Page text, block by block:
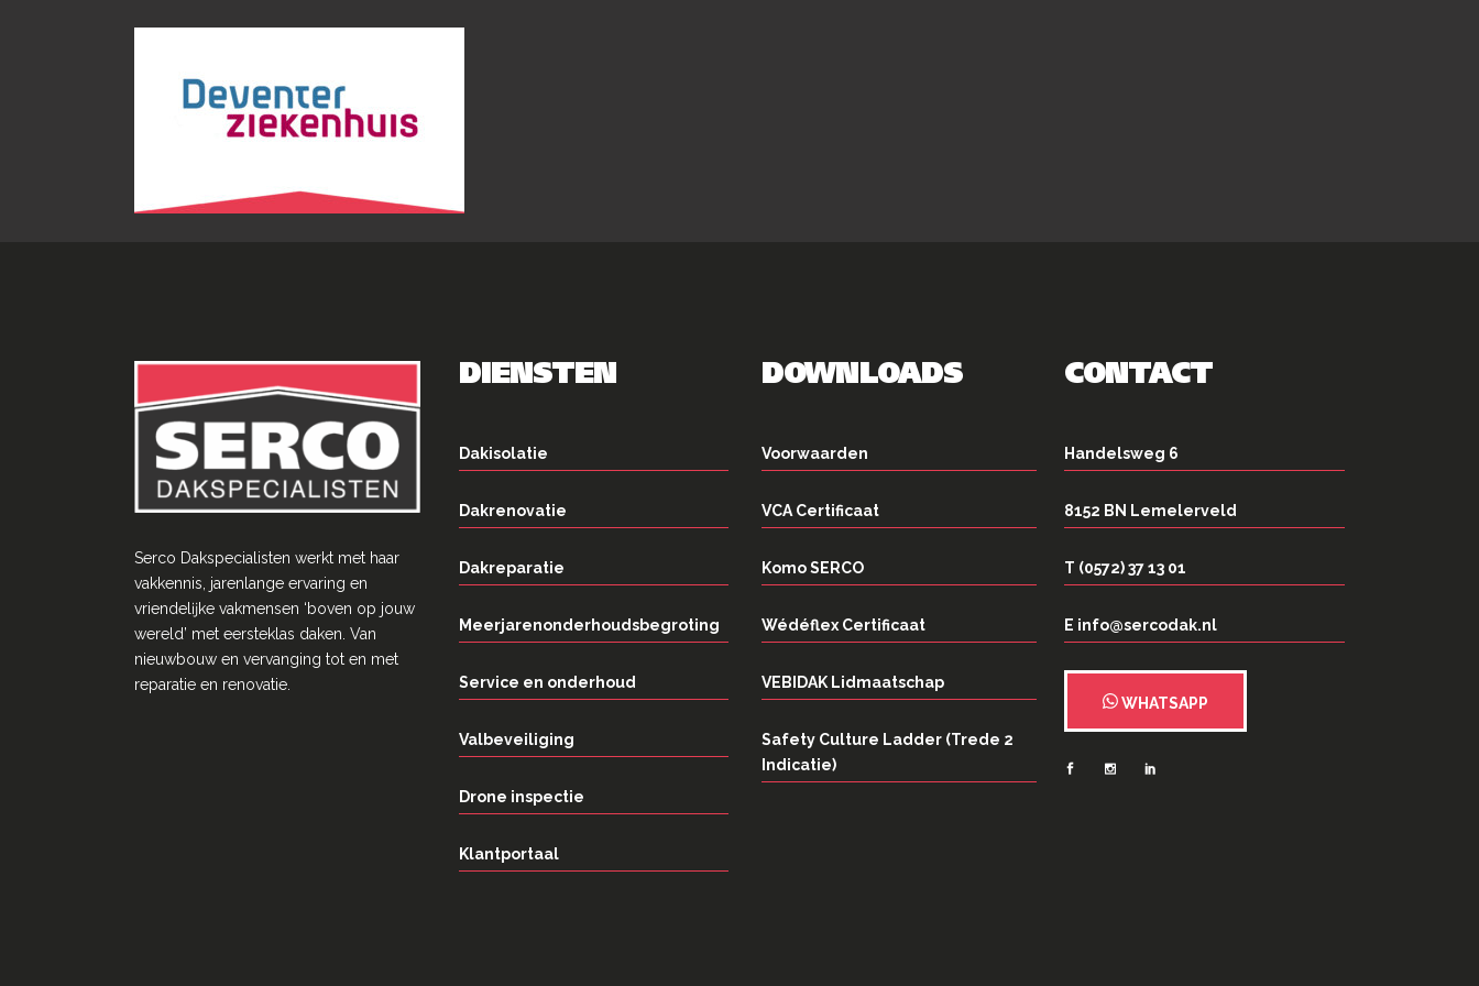
Serco Dakspecialisten werkt met haar
vakkennis, jarenlange ervaring en
vriendelĳke vakmensen ‘boven op jouw
wereld’ met eersteklas daken. Van
nieuwbouw en vervanging tot en met
reparatie en renovatie.
DIENSTEN
Dakisolatie
Dakrenovatie
Dakreparatie
Meerjarenonderhoudsbegroting
Service en onderhoud
Valbeveiliging
Drone inspectie
Klantportaal
DOWNLOADS
Voorwaarden
VCA Certificaat
Komo SERCO
Wédéflex Certificaat
VEBIDAK Lidmaatschap
Safety Culture Ladder (Trede 2
Indicatie)
CONTACT
Handelsweg 6
8152 BN Lemelerveld
T (0572) 37 13 01
E info@sercodak.nl
WHATSAPP